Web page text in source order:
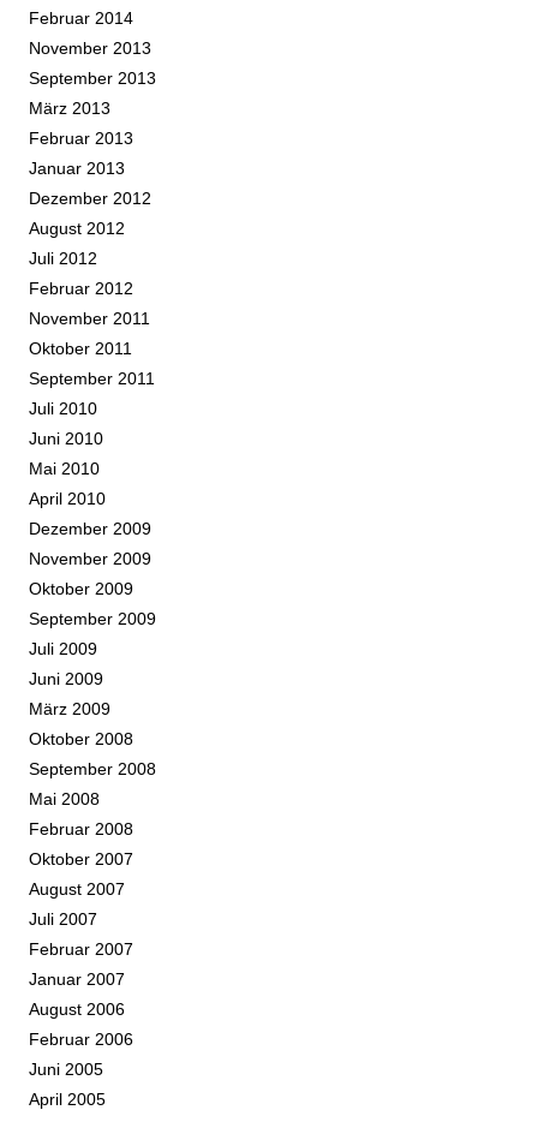
Februar 2014
November 2013
September 2013
März 2013
Februar 2013
Januar 2013
Dezember 2012
August 2012
Juli 2012
Februar 2012
November 2011
Oktober 2011
September 2011
Juli 2010
Juni 2010
Mai 2010
April 2010
Dezember 2009
November 2009
Oktober 2009
September 2009
Juli 2009
Juni 2009
März 2009
Oktober 2008
September 2008
Mai 2008
Februar 2008
Oktober 2007
August 2007
Juli 2007
Februar 2007
Januar 2007
August 2006
Februar 2006
Juni 2005
April 2005